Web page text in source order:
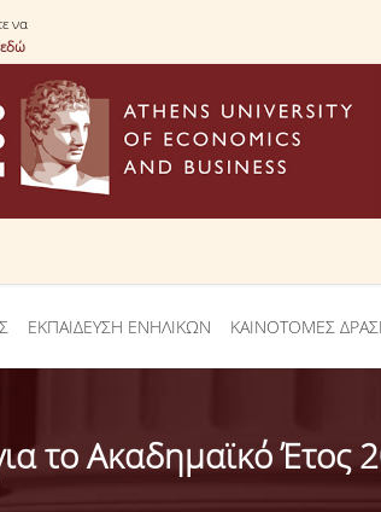
να
εδώ
ΕΚΠΑΙΔΕΥΣΗ ΕΝΗΛΙΚΩΝ ΚΑΙΝΟΤΟΜΕΣ
το Ακαδημαϊκό Έτος